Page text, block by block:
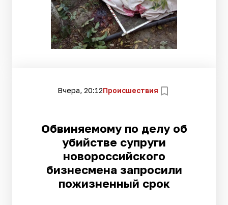
Вчера, 20:12Происшествия
Обвиняемому по делу об
убийстве супруги
новороссийского
бизнесмена запросили
пожизненный срок